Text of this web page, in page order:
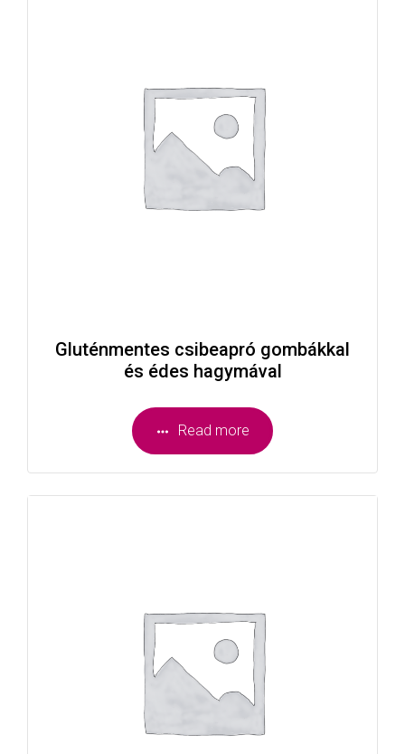
Gluténmentes csibeapró gombákkal
és édes hagymával
Read more